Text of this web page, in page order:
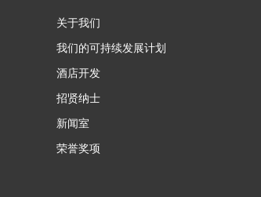
关于我们
我们的可持续发展计划
酒店开发
招贤纳士
新闻室
荣誉奖项